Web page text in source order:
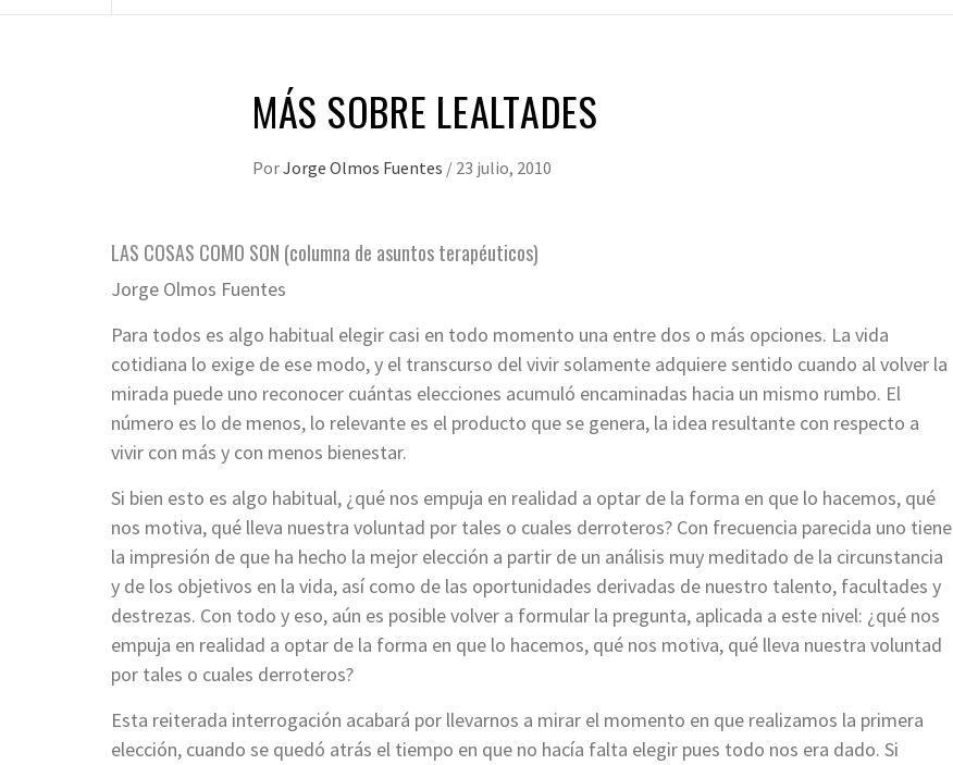
MÁS SOBRE LEALTADES
PorJorge Olmos Fuentes / 23 julio, 2010
LAS COSAS COMO SON (columna de asuntos terapéuticos)
Jorge Olmos Fuentes
Para todos es algo habitual elegir casi en todo momento una entre dos o más opciones. La vida
cotidiana lo exige de ese modo, y el transcurso del vivir solamente adquiere sentido cuando al volver la
mirada puede uno reconocer cuántas elecciones acumuló encaminadas hacia un mismo rumbo. El
número es lo de menos, lo relevante es el producto que se genera, la idea resultante con respecto a
vivir con más y con menos bienestar.
Si bien esto es algo habitual, ¿qué nos empuja en realidad a optar de la forma en que lo hacemos, qué
nos motiva, qué lleva nuestra voluntad por tales o cuales derroteros? Con frecuencia parecida uno tiene
la impresión de que ha hecho la mejor elección a partir de un análisis muy meditado de la circunstancia
y de los objetivos en la vida, así como de las oportunidades derivadas de nuestro talento, facultades y
destrezas. Con todo y eso, aún es posible volver a formular la pregunta, aplicada a este nivel: ¿qué nos
empuja en realidad a optar de la forma en que lo hacemos, qué nos motiva, qué lleva nuestra voluntad
por tales o cuales derroteros?
Esta reiterada interrogación acabará por llevarnos a mirar el momento en que realizamos la primera
elección, cuando se quedó atrás el tiempo en que no hacía falta elegir pues todo nos era dado. Si